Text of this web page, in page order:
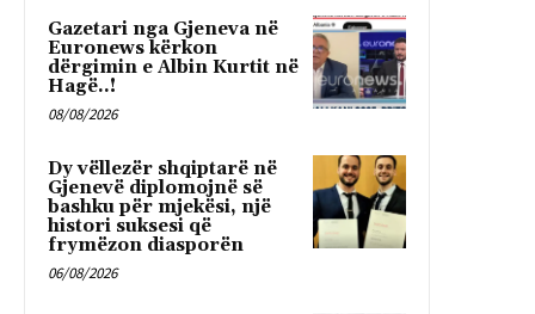
Gazetari nga Gjeneva në
Euronews kërkon
dërgimin e Albin Kurtit në
Hagë..!
08/08/2026
Dy vëllezër shqiptarë në
Gjenevë diplomojnë së
bashku për mjekësi, një
histori suksesi që
frymëzon diasporën
06/08/2026